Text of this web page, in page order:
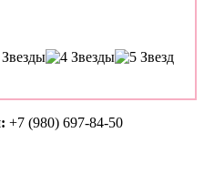
+7 (980) 697-84-50